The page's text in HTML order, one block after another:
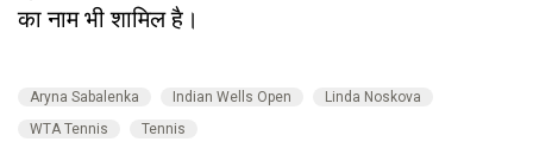
का नाम भी शामिल है।
Aryna Sabalenka Indian Wells Open
Linda Noskova
WTA Tennis
Tennis